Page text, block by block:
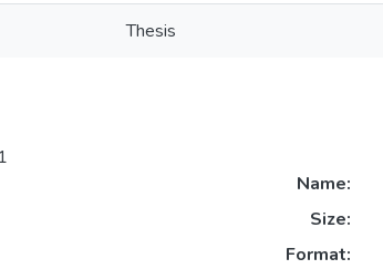
Thesis
Name:
Size:
Format: